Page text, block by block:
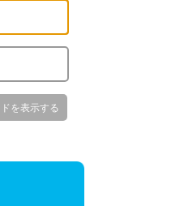
を表示する